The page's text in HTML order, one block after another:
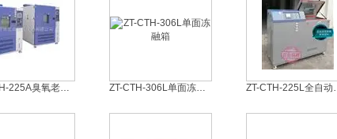
ZT-DTH-225A臭氧老化机 ZT-CTH-306L单面冻融箱 ZT-